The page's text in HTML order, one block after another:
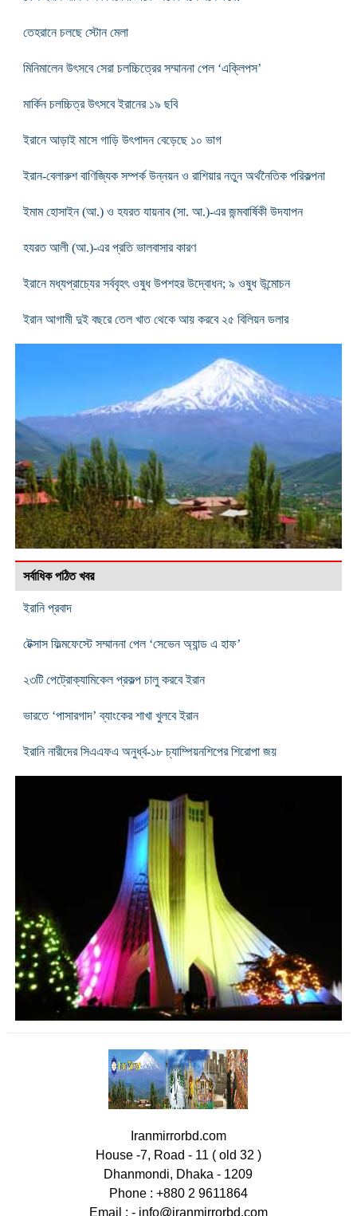
তেহরানে চলছে স্টোন মেলা
মিনিমালেন উৎসবে সেরা চলচ্চিত্রের সম্মাননা পেল ‘এক্লিপস’
মার্কিন চলচ্চিত্র উৎসবে ইরানের ১৯ ছবি
ইরানে আড়াই মাসে গাড়ি উৎপাদন বেড়েছে ১০ ভাগ
ইরান-বেলারুশ বাণিজ্যিক সম্পর্ক উন্নয়ন ও রাশিয়ার নতুন অর্থনৈতিক পরিকল্পনা
ইমাম হোসাইন (আ.) ও হযরত যায়নাব (সা. আ.)-এর জন্মবার্ষিকী ‍উদযাপন
হযরত আলী (আ.)-এর প্রতি ভালবাসার কারণ
ইরানে মধ্যপ্রাচ্যের সর্ববৃহৎ ওষুধ উপশহর উদ্বোধন; ৯ ওষুধ উন্মোচন
ইরান আগামী দুই বছরে তেল খাত থেকে আয় করবে ২৫ বিলিয়ন ডলার
সর্বাধিক পঠিত খবর
ইরানি প্রবাদ
টেক্সাস ফিল্মফেস্টে সম্মাননা পেল ‘সেভেন অ্যান্ড এ হাফ’
২৩টি পেট্রোক্যামিকেল প্রকল্প চালু করবে ইরান
ভারতে ‘পাসারগাদ’ ব্যাংকের শাখা খুলবে ইরান
ইরানি নারীদের সিএএফএ অনুর্ধ্ব-১৮ চ্যাম্পিয়নশিপের শিরোপা জয়
Iranmirrorbd.com
House -7, Road - 11 ( old 32 )
Dhanmondi, Dhaka - 1209
Phone : +880 2 9611864
Email : - info@iranmirrorbd.com